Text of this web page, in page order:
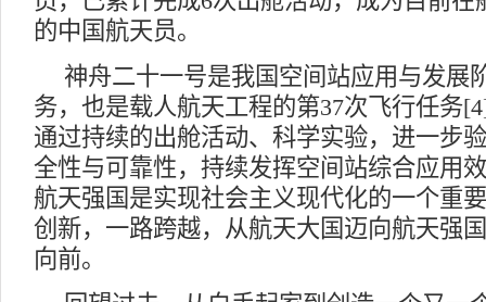
的中国航天员。
神舟二十一号是我国空间站应用与发展
务，也是载人航天工程的第37次飞行任务
通过持续的出舱活动、科学实验，进一步
全性与可靠性，持续发挥空间站综合应用
航天强国是实现社会主义现代化的一个重
创新，一路跨越，从航天大国迈向航天强
向前。